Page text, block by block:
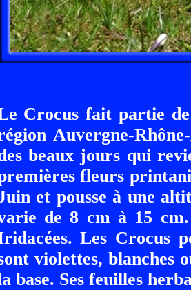
Crocus fait partie
Auvergne-
beaux jours qui
fleurs
et pousse à une
de 8 cm à 15
Les Crocus
violettes, blanches
base. Ses feuilles